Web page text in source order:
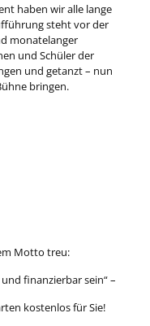
haben wir alle lange
steht vor der
monatelanger
und Schüler der
und getanzt – nun
bringen.
Motto treu:
finanzierbar sein“ –
kostenlos für Sie!